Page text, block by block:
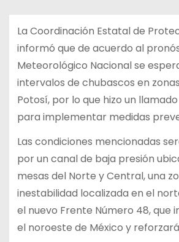
La Coordinación Estatal de
informó que de acuerdo al
Meteorológico Nacional se
intervalos de chubascos en zonas
Potosí, por lo que hizo un
para implementar medidas
Las condiciones mencionadas
por un canal de baja presión
mesas del Norte y Central, una
inestabilidad localizada en el
el nuevo Frente Número 48, que
el noroeste de México y